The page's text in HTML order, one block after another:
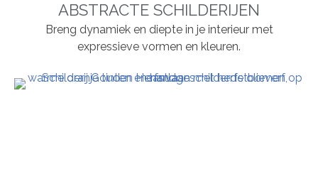
ABSTRACTE SCHILDERIJEN
Breng dynamiek en diepte in je interieur met
expressieve vormen en kleuren.